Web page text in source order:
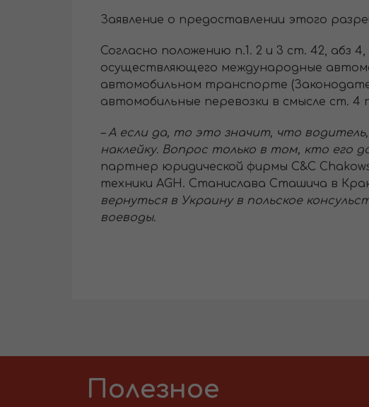
Заявление о предоставлении этого
Согласно положению п.1. 2 и 3 ст. 42, абз
осуществляющего международные
автомобильном транспорте
автомобильные перевозки в смысле ст. 4
– А если да, то это значит, что
наклейку. Вопрос только в том, кто его
партнер юридической фирмы C&C
техники AGH. Станислава Сташича в
вернуться в Украину в польское
воеводы.
Полезное